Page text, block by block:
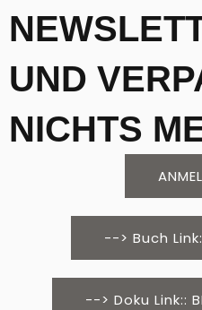
UND
NICHTS
--> Buch
--> Doku Link::